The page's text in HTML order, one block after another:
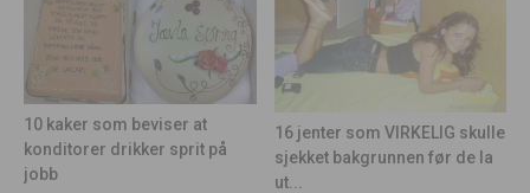
10 kaker som beviser at
konditorer drikker sprit på
jobb
16 jenter som VIRKELIG skulle
sjekket bakgrunnen før de la
ut...